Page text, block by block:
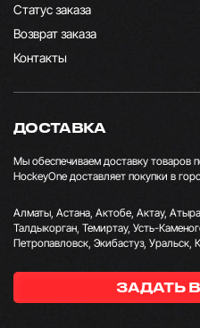
Статус заказа
Возврат заказа
Контакты
ДОСТАВКА
Мы обеспечиваем доставку товаров
HockeyOne доставляет покупки в
Алматы, Астана, Актобе, Актау,
Талдыкорган, Темиртау, Усть-
Петропавловск, Экибастуз, Уральск,
ЗАДАТЬ